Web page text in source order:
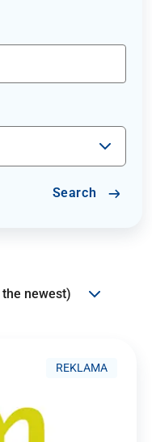
Search
REKLAMA